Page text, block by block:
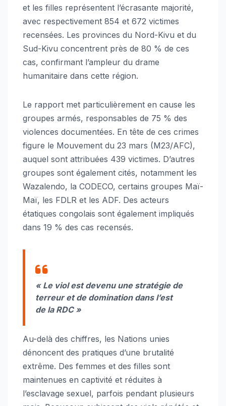
et les filles représentent l’écrasante majorité,
avec respectivement 854 et 672 victimes
recensées. Les provinces du Nord-Kivu et du
Sud-Kivu concentrent près de 80 % de ces
cas, confirmant l’ampleur du drame
humanitaire dans cette région.
Le rapport met particulièrement en cause les
groupes armés, responsables de 75 % des
violences documentées. En tête de ces crimes
figure le Mouvement du 23 mars (M23/AFC),
auquel sont attribuées 439 victimes. D’autres
groupes sont également cités, notamment les
Wazalendo, la CODECO, certains groupes Maï-
Maï, les FDLR et les ADF. Des acteurs
étatiques congolais sont également impliqués
dans 19 % des cas recensés.
« Le viol est devenu une stratégie de
terreur et de domination dans l’est
de la RDC »
Au-delà des chiffres, les Nations unies
dénoncent des pratiques d’une brutalité
extrême. Des femmes et des filles sont
maintenues en captivité et réduites à
l’esclavage sexuel, parfois pendant plusieurs